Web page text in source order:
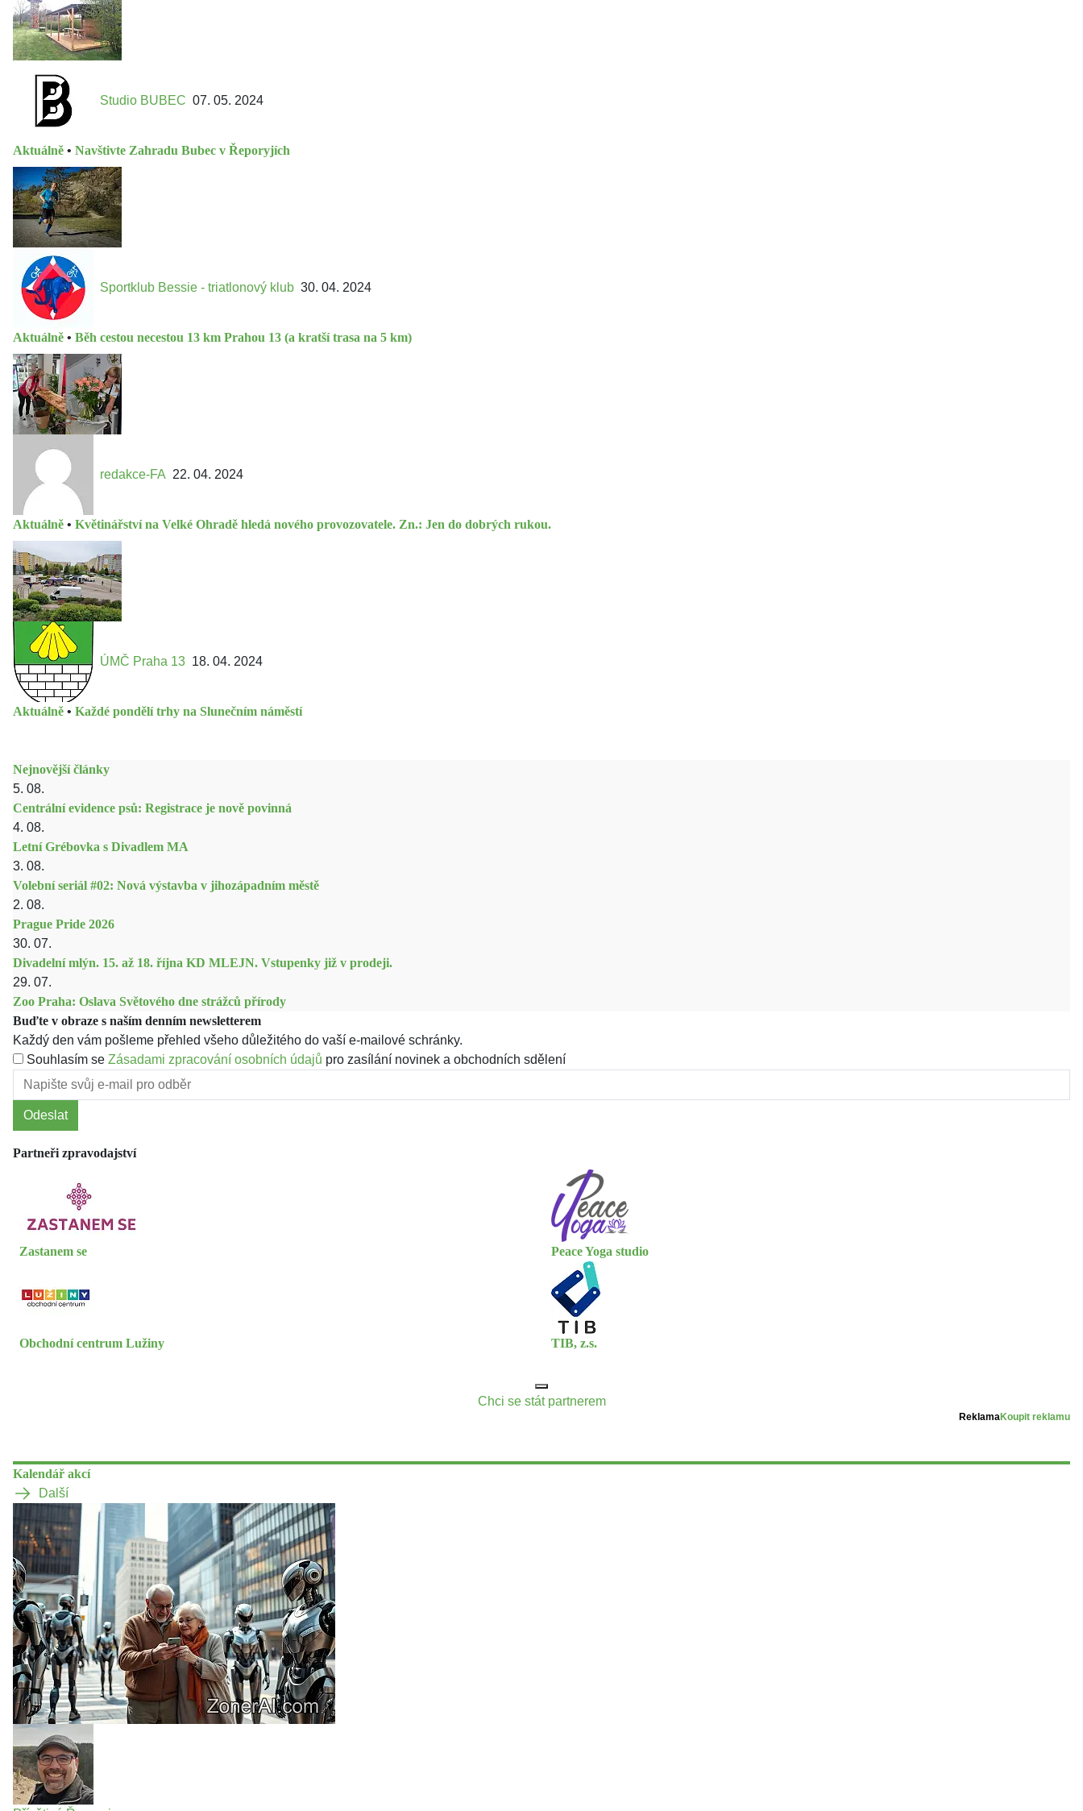
Studio BUBEC 07. 05. 2024
Aktuálně • Navštivte Zahradu Bubec v Řeporyjích
Sportklub Bessie - triatlonový klub 30. 04. 2024
Aktuálně • Běh cestou necestou 13 km Prahou 13 (a kratší trasa na 5 km)
redakce-FA 22. 04. 2024
Aktuálně • Květinářství na Velké Ohradě hledá nového provozovatele. Zn.: Jen do dobrých rukou.
ÚMČ Praha 13 18. 04. 2024
Aktuálně • Každé pondělí trhy na Slunečním náměstí
Nejnovější články
5. 08.
Centrální evidence psů: Registrace je nově povinná
4. 08.
Letní Grébovka s Divadlem MA
3. 08.
Volební seriál #02: Nová výstavba v jihozápadním městě
2. 08.
Prague Pride 2026
30. 07.
Divadelní mlýn. 15. až 18. října KD MLEJN. Vstupenky již v prodeji.
29. 07.
Zoo Praha: Oslava Světového dne strážců přírody
Buďte v obraze s naším denním newsletterem
Každý den vám pošleme přehled všeho důležitého do vaší e-mailové schránky.
Souhlasím se Zásadami zpracování osobních údajů pro zasílání novinek a obchodních sdělení
Odeslat
Partneři zpravodajství
Zastanem se Peace Yoga studio
Obchodní centrum Lužiny TIB, z.s.
Chci se stát partnerem
ReklamaKoupit reklamu
Kalendář akcí
Další